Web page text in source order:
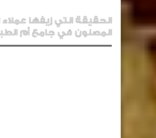
الحقيقة التي زيفها عملاء
المصلون في جامع أم